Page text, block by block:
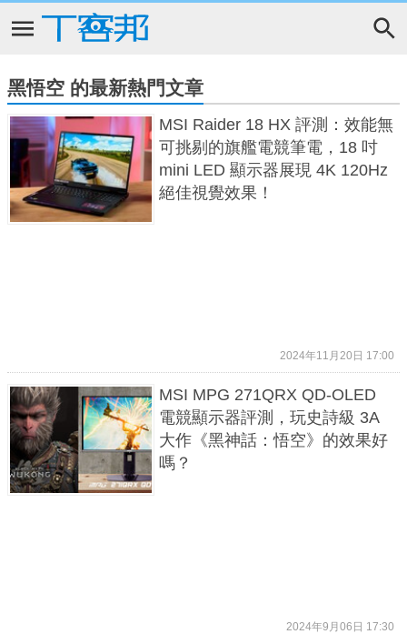
黑悟空 的最新熱門文章
MSI Raider 18 HX 評測：效能無
可挑剔的旗艦電競筆電，18 吋
mini LED 顯示器展現 4K 120Hz
絕佳視覺效果！
2024年11月20日 17:00
MSI MPG 271QRX QD-OLED
電競顯示器評測，玩史詩級 3A
大作《黑神話：悟空》的效果好
嗎？
2024年9月06日 17:30